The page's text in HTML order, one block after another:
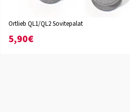
Ortlieb QL1/QL2 Sovitepalat
5,90€